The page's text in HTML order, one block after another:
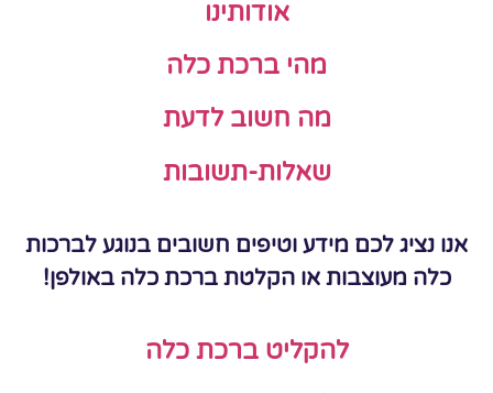
אודותינו
מהי ברכת כלה
מה חשוב לדעת
שאלות-תשובות
אנו נציג לכם מידע וטיפים חשובים בנוגע לברכות
כלה מעוצבות או הקלטת ברכת כלה באולפן!
להקליט ברכת כלה